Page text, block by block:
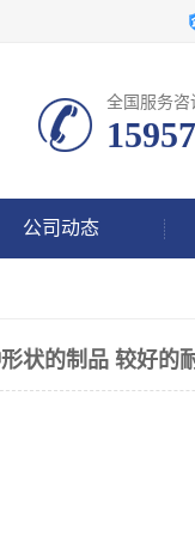
全国服务咨
公司动态
状的制品 较好的